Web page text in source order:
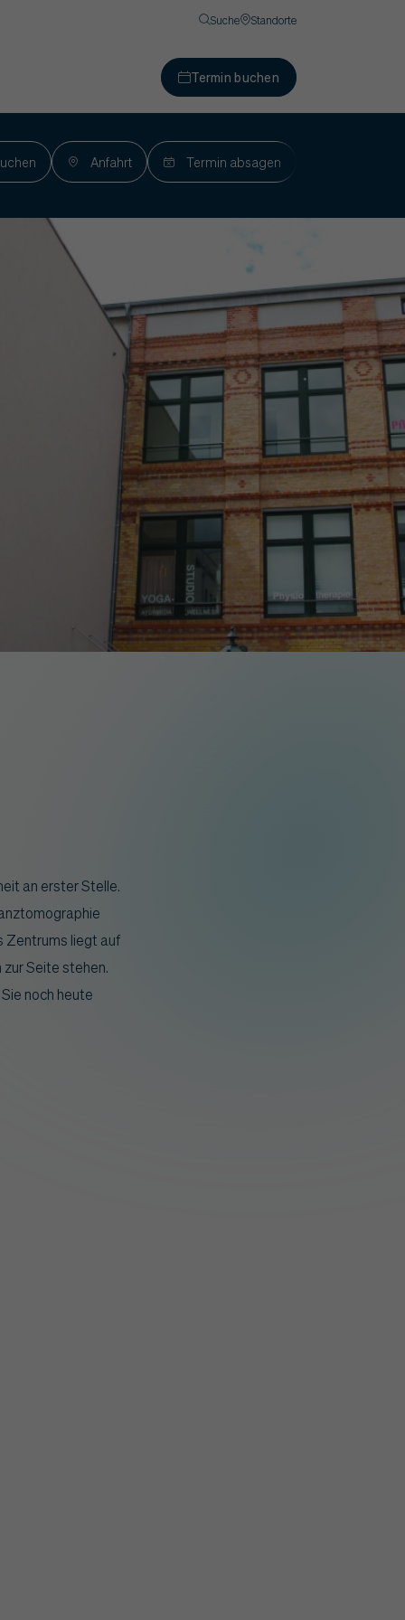
Suche Standorte
Termin buchen
Anfahrt Termin absagen
an erster Stelle.
Zentrums liegt auf
Seite stehen.
noch heute